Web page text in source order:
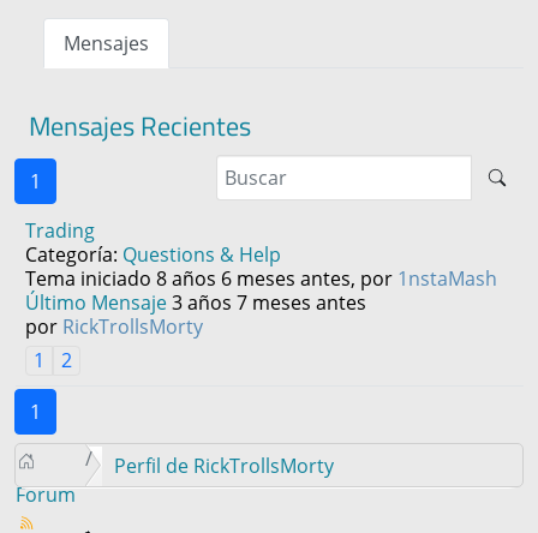
Mensajes
Mensajes Recientes
1
Trading
Categoría: Questions & Help
Tema iniciado 8 años 6 meses antes, por 1nstaMash
Último Mensaje3 años 7 meses antes
por RickTrollsMorty
1
2
1
Forum
Perfil de RickTrollsMorty